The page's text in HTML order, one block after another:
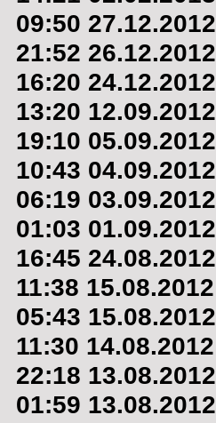
09:50 27.12.2012
21:52 26.12.2012
16:20 24.12.2012
13:20 12.09.2012
19:10 05.09.2012
10:43 04.09.2012
06:19 03.09.2012
01:03 01.09.2012
16:45 24.08.2012
11:38 15.08.2012
05:43 15.08.2012
11:30 14.08.2012
22:18 13.08.2012
01:59 13.08.2012